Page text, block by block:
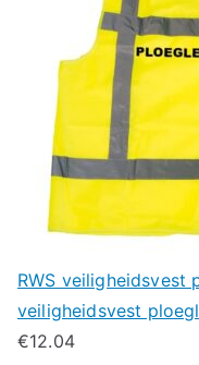
RWS veiligheidsvest
veiligheidsvest
€12.04